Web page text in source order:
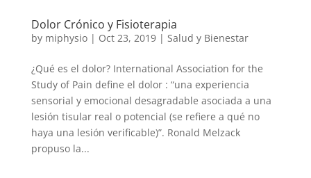
Dolor Crónico y Fisioterapia
by miphysio| Oct 23, 2019| Salud y Bienestar
¿Qué es el dolor? International Association for the
Study of Pain define el dolor : “una experiencia
sensorial y emocional desagradable asociada a una
lesión tisular real o potencial (se refiere a qué no
haya una lesión verificable)”. Ronald Melzack
propuso la...